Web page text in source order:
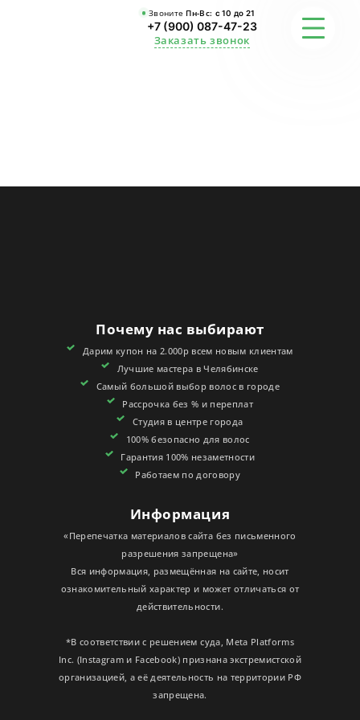
Звоните Пн-Вс: с 10 до 21
+7 (900) 087-47-23
Заказать звонок
КОНТАКТЫ
СЕРТИФИКАТЫ
Почему нас выбирают
Дарим купон на 2.000р всем новым клиентам
Лучшие мастера в Челябинске
Самый большой выбор волос в городе
Рассрочка без % и переплат
Студия в центре города
100% безопасно для волос
Гарантия 100% незаметности
Работаем по договору
Информация
«Перепечатка материалов сайта без письменного
разрешения запрещена»
Вся информация, размещённая на сайте, носит
ознакомительный характер и может отличаться от
действительности.
*В соответствии с решением суда, Meta Platforms
Inc. (Instagram и Facebook) признана экстремистской
организацией, а её деятельность на территории РФ
запрещена.